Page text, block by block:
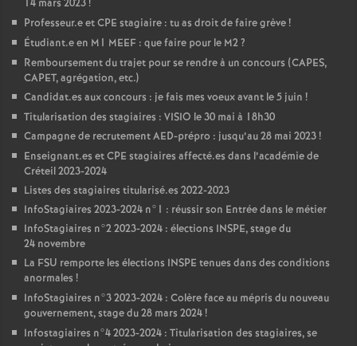
14 mars 2023!
Professeur.e etCPE stagiaire : tu as droit de faire grève!
Étudiant.e en M1 MEEF : que faire pour le M2?
Remboursement du trajet pour se rendre à un concours (CAPES,
CAPET, agrégation, etc.)
Candidat.es aux concours : je fais mes voeux avant le 5 juin !
Titularisation des stagiaires : VISIO le 30 mai à 18h30
Campagne de recrutementAED-prépro : jusqu’au 28 mai 2023!
Enseignant.es etCPE stagiaires affecté.es dans l’académie de
Créteil 2023-2024
Listes des stagiaires titularisé.es 2022-2023
InfoStagiaires 2023-2024 n°1 : réussir son Entrée dans le métier
InfoStagiaires n°2 2023-2024 : élections INSPE, stage du
24 novembre
La FSU remporte les élections INSPE tenues dans des conditions
anormales !
InfoStagiaires n°3 2023-2024 : Colère face au mépris du nouveau
gouvernement, stage du 28 mars 2024!
Infostagiaires n°4 2023-2024 : Titularisation des stagiaires, se